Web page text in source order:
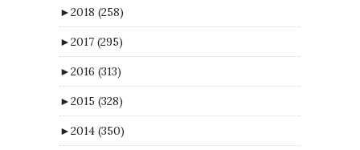
►2018 (258)
►2017 (295)
►2016 (313)
►2015 (328)
►2014 (350)